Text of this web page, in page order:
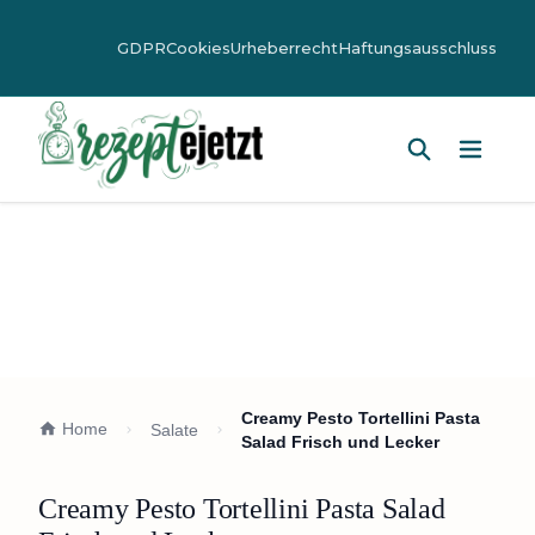
GDPRCookiesUrheberrechtHaftungsausschluss
Home Salate
Creamy Pesto Tortellini Pasta
Salad Frisch und Lecker
Creamy Pesto Tortellini Pasta Salad